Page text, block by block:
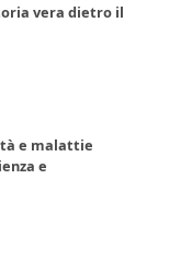
vera dietro il
e malattie
e